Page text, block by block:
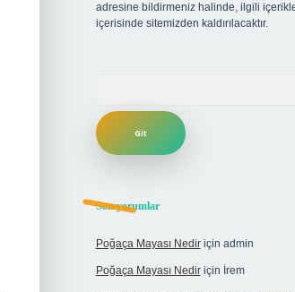
adresine bildirmeniz halinde, ilgili
içerisinde sitemizden kaldırılacaktır.
Son yorumlar
Poğaça Mayası Nediriçin admin
Poğaça Mayası Nediriçin İrem